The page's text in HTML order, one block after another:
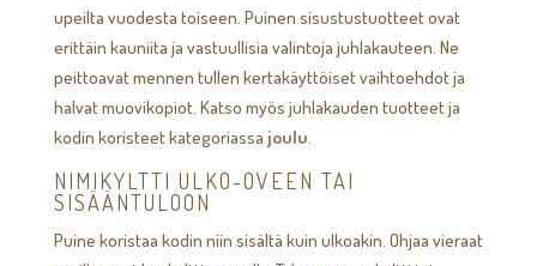
upeilta vuodesta toiseen. Puinen sisustustuotteet ovat
erittäin kauniita ja vastuullisia valintoja juhlakauteen. Ne
peittoavat mennen tullen kertakäyttöiset vaihtoehdot ja
halvat muovikopiot. Katso myös juhlakauden tuotteet ja
kodin koristeet kategoriassa joulu.
NIMIKYLTTI ULKO-OVEEN TAI
SISÄÄNTULOON
Puine koristaa kodin niin sisältä kuin ulkoakin. Ohjaa vieraat